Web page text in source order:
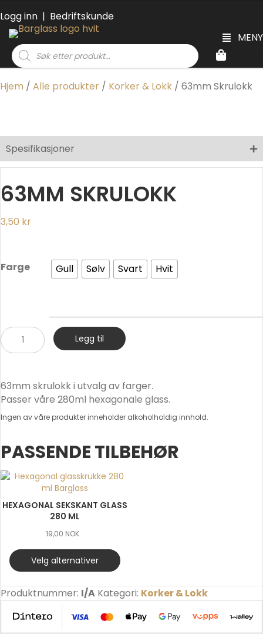
Logg inn | Bedriftskunde
MENY
Products
search
Hjem / Alle produkter / Korker & Lokk / 63mm Skrulokk
Spesifikasjoner
63MM SKRULOKK
3,50 kr
Farge Gull Sølv Svart Hvit
63mm
Skrulokk
Legg til
63mm skrulokk i utvalg av farger.
Passer våre 280ml hexagonale glass.
Ingen av våre produkter inneholder alkoholholdig innhold.
PASSENDE TILBEHØR
HEXAGONAL SEKSKANT GLASS
280 ML
19,00 NOK
Velg alternativer
Produktnummer: I/A Kategori: Korker & Lokk